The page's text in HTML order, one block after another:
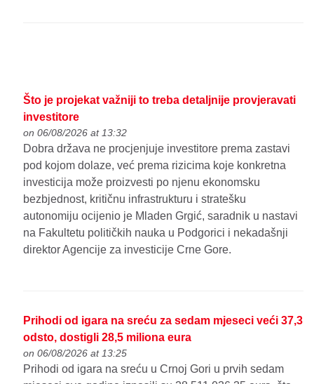
Što je projekat važniji to treba detaljnije provjeravati
investitore
on 06/08/2026 at 13:32
Dobra država ne procjenjuje investitore prema zastavi
pod kojom dolaze, već prema rizicima koje konkretna
investicija može proizvesti po njenu ekonomsku
bezbjednost, kritičnu infrastrukturu i stratešku
autonomiju ocijenio je Mladen Grgić, saradnik u nastavi
na Fakultetu političkih nauka u Podgorici i nekadašnji
direktor Agencije za investicije Crne Gore.
Prihodi od igara na sreću za sedam mjeseci veći 37,3
odsto, dostigli 28,5 miliona eura
on 06/08/2026 at 13:25
Prihodi od igara na sreću u Crnoj Gori u prvih sedam